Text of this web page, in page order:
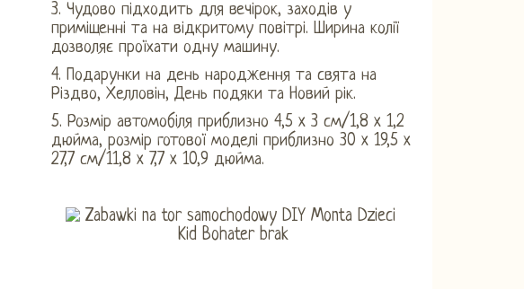
3. Чудово підходить для вечірок, заходів у
приміщенні та на відкритому повітрі. Ширина колії
дозволяє проїхати одну машину.
4. Подарунки на день народження та свята на
Різдво, Хелловін, День подяки та Новий рік.
5. Розмір автомобіля приблизно 4,5 x 3 см/1,8 x 1,2
дюйма, розмір готової моделі приблизно 30 x 19,5 x
27,7 см/11,8 x 7,7 x 10,9 дюйма.